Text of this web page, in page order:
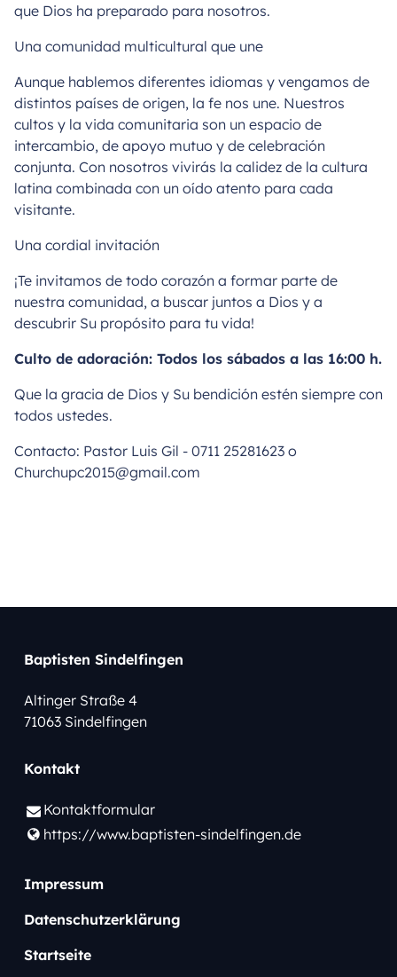
que Dios ha preparado para nosotros.
Una comunidad multicultural que une
Aunque hablemos diferentes idiomas y vengamos de
distintos países de origen, la fe nos une. Nuestros
cultos y la vida comunitaria son un espacio de
intercambio, de apoyo mutuo y de celebración
conjunta. Con nosotros vivirás la calidez de la cultura
latina combinada con un oído atento para cada
visitante.
Una cordial invitación
¡Te invitamos de todo corazón a formar parte de
nuestra comunidad, a buscar juntos a Dios y a
descubrir Su propósito para tu vida!
Culto de adoración: Todos los sábados a las 16:00 h.
Que la gracia de Dios y Su bendición estén siempre con
todos ustedes.
Contacto: Pastor Luis Gil - 0711 25281623 o
Churchupc2015@gmail.com
Baptisten Sindelfingen
Altinger Straße 4
71063 Sindelfingen
Kontakt
Kontaktformular
https://www.​baptisten-sindelfingen.​de
Impressum
Datenschutzerklärung
Startseite